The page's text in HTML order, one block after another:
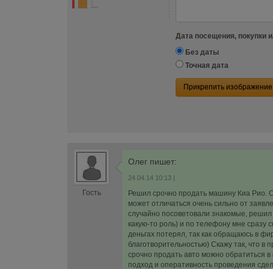
Дата посещения, покупки
Без даты
Точная дата
Прикрепить изображение
Гость
Олег пишет:
24.04.14 10:13 |
Решил срочно продать машину Киа Рио.
может отличаться очень сильно от
случайно посоветовали знакомые,
какую-то роль) и по телефону мне сразу
деньгах потерял, так как обращаюсь в
благотворительностью) Скажу так, что в
срочно продать авто можно обратиться
подход и оперативность проведения